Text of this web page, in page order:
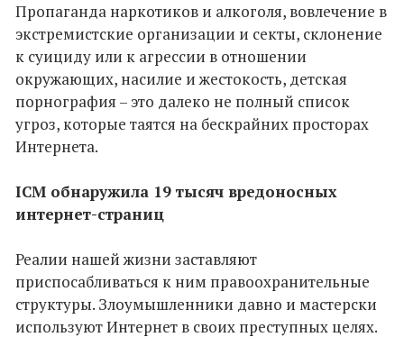
Пропаганда наркотиков и алкоголя, вовлечение в
экстремистские организации и секты, склонение
к суициду или к агрессии в отношении
окружающих, насилие и жестокость, детская
порнография – это далеко не полный список
угроз, которые таятся на бескрайних просторах
Интернета.
ICM обнаружила 19 тысяч вредоносных
интернет-страниц
Реалии нашей жизни заставляют
приспосабливаться к ним правоохранительные
структуры. Злоумышленники давно и мастерски
используют Интернет в своих преступных целях.